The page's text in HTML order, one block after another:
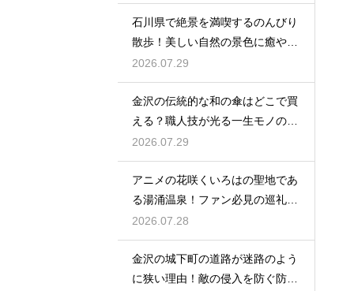
石川県で絶景を満喫するのんびり
散歩！美しい自然の景色に癒やさ
れる休日
2026.07.29
金沢の伝統的な和の傘はどこで買
える？職人技が光る一生モノの工
芸品
2026.07.29
アニメの花咲くいろはの聖地であ
る湯涌温泉！ファン必見の巡礼ス
ポット
2026.07.28
金沢の城下町の道路が迷路のよう
に狭い理由！敵の侵入を防ぐ防衛